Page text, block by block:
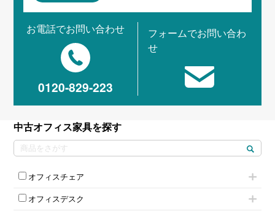
お電話でお問い合わせ
0120-829-223
フォームでお問い合わ
せ
中古オフィス家具を探す
オフィスチェア
肘無しチェア
オフィスデスク